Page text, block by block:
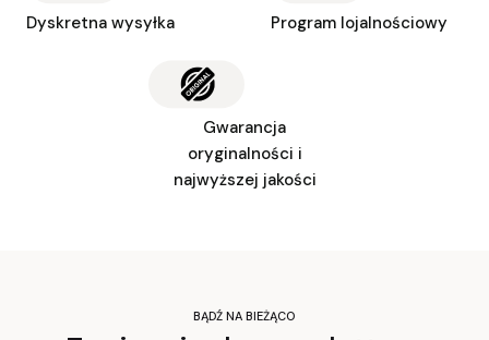
Dyskretna wysyłka Program lojalnościowy
Gwarancja
oryginalności i
najwyższej jakości
BĄDŹ NA BIEŻĄCO